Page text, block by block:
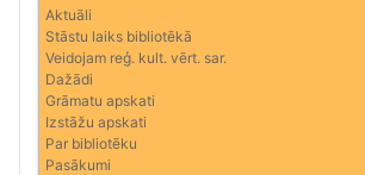
Aktuāli
Stāstu laiks bibliotēkā
Veidojam reģ. kult. vērt. sar.
Dažādi
Grāmatu apskati
Izstāžu apskati
Par bibliotēku
Pasākumi